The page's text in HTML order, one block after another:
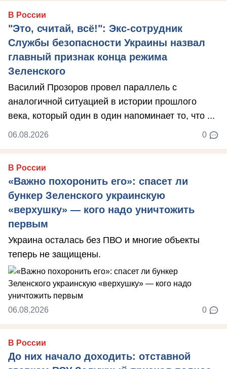
В России
"Это, считай, всё!": Экс-сотрудник
Службы безопасности Украины назвал
главный признак конца режима
Зеленского
Василий Прозоров провел параллель с
аналогичной ситуацией в истории прошлого
века, который один в один напоминает то, что ...
06.08.2026 0
В России
«Важно похоронить его»: спасет ли
бункер Зеленского украинскую
«верхушку» — кого надо уничтожить
первым
Украина осталась без ПВО и многие объекты
теперь не защищены.
06.08.2026 0
В России
До них начало доходить: отставной